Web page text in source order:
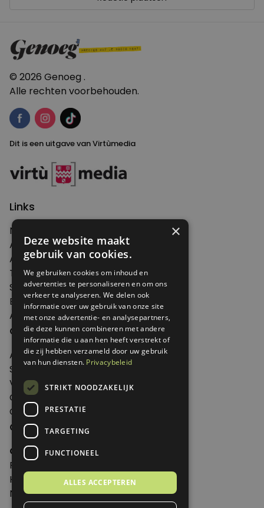
© 2026 Genoeg .
Alle rechten voorbehouden.
Dit is een uitgave van Virtùmedia
Links
Nieuws
Artikelen
Agenda
Thema's
Shop
Edities
Abonneren
Over Genoeg
Adverteren
Samenwerken
Verkooppunten
Over Genoeg
Contact
Contactgegevens
Genoeg
Postbus 595 - 3700 AN Zeist
Huis ter Heideweg 13 - 3705MA Zeist
Nederland
×
Deze website maakt
gebruik van cookies.
We gebruiken cookies om inhoud en
advertenties te personaliseren en om ons
verkeer te analyseren. We delen ook
informatie over uw gebruik van onze site
met onze advertentie- en analysepartners,
die deze kunnen combineren met andere
informatie die u aan hen heeft verstrekt of
die zij hebben verzameld door uw gebruik
van hun diensten. Privacybeleid
STRIKT NOODZAKELIJK
PRESTATIE
TARGETING
FUNCTIONEEL
ALLES ACCEPTEREN